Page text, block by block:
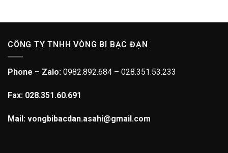
CÔNG TY TNHH VÒNG BI BẠC ĐẠN
Phone – Zalo: 0982.892.684 – 028.351.53.233
Fax: 028.351.60.691
Mail: vongbibacdan.asahi@gmail.com